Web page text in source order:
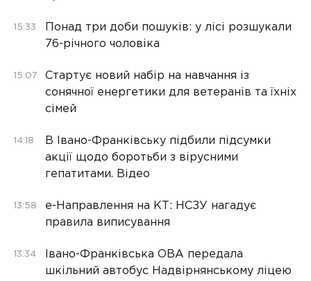
15:33
Понад три доби пошуків: у лісі розшукали
76-річного чоловіка
15:07
Стартує новий набір на навчання із
сонячної енергетики для ветеранів та їхніх
сімей
14:18
В Івано-Франківську підбили підсумки
акції щодо боротьби з вірусними
гепатитами. Відео
13:58
е-Направлення на КТ: НСЗУ нагадує
правила виписування
13:34
Івано-Франківська ОВА передала
шкільний автобус Надвірнянському ліцею